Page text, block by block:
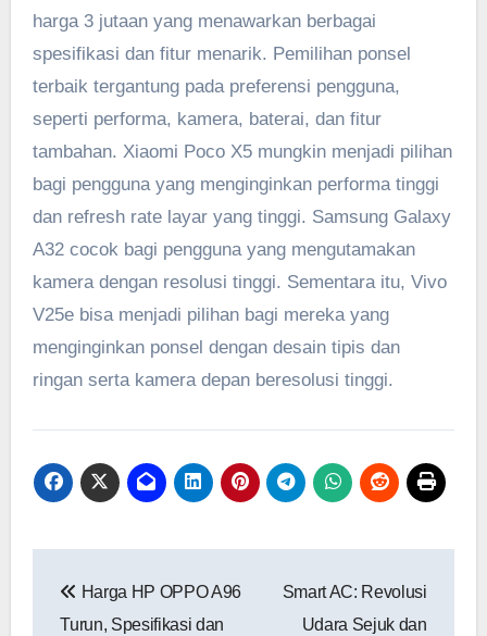
harga 3 jutaan yang menawarkan berbagai
spesifikasi dan fitur menarik. Pemilihan ponsel
terbaik tergantung pada preferensi pengguna,
seperti performa, kamera, baterai, dan fitur
tambahan. Xiaomi Poco X5 mungkin menjadi pilihan
bagi pengguna yang menginginkan performa tinggi
dan refresh rate layar yang tinggi. Samsung Galaxy
A32 cocok bagi pengguna yang mengutamakan
kamera dengan resolusi tinggi. Sementara itu, Vivo
V25e bisa menjadi pilihan bagi mereka yang
menginginkan ponsel dengan desain tipis dan
ringan serta kamera depan beresolusi tinggi.
pos
Harga HP OPPO A96
Turun, Spesifikasi dan
Smart AC: Revolusi
Udara Sejuk dan